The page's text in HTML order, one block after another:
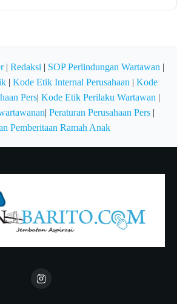
| Redaksi | SOP Perlindungan Wartawan |
| Kode Etik Internal Perusahaan | Kode
Pers| Kode Etik Perilaku Wartawan |
| Peraturan Perusahaan Pers|
Pemberitaan Ramah Anak